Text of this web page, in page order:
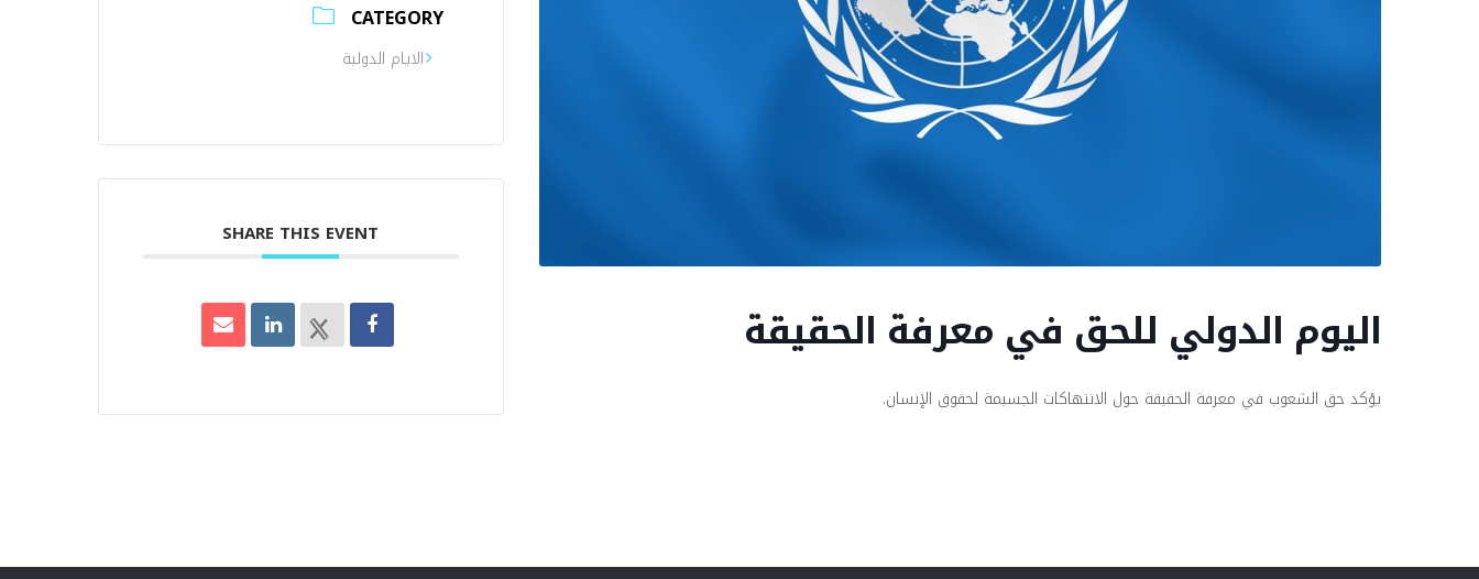
اليوم الدولي للحق في معرفة الحقيقة
يؤكد حق الشعوب في معرفة الحقيقة حول الانتهاكات الجسيمة لحقوق الإنسان.
CATEGORY
الايام الدولية
SHARE THIS EVENT